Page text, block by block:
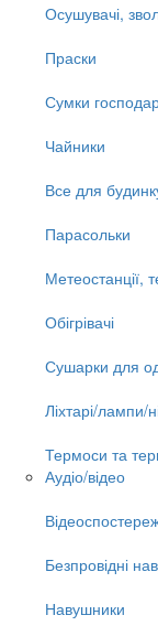
Осушувачі,
Праски
Сумки
Чайники
Все для
Парасольки
Метеостанції,
Обігрівачі
Сушарки для
Ліхтарі/лампи/
Термоси та
Аудіо/відео
Безпровідні
Навушники